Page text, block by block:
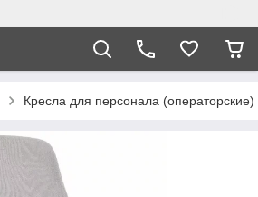
Кресла для персонала (операторские)